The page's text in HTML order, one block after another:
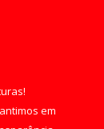
!
em